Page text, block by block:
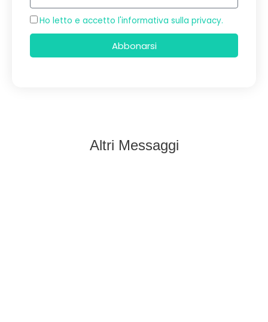
mail
Accettazione
Ho letto e accetto l'informativa sulla privacy.
Abbonarsi
Altri Messaggi